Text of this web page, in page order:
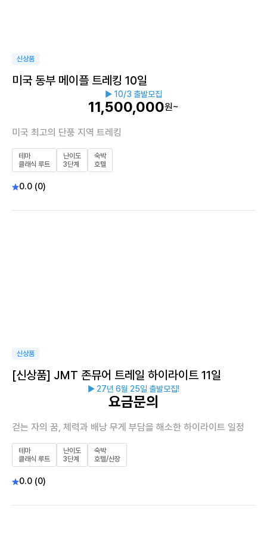
신상품
미국 동부 메이플 트레킹 10일
▶ 10/3 출발모집
11,500,000원~
미국 최고의 단풍 지역 트레킹
테마
클래식 루트
난이도
3단계
숙박
호텔
0.0 (0)
신상품
[신상품] JMT 존뮤어 트레일 하이라이트 11일
▶ 27년 6월 25일 출발모집!
요금문의
걷는 자의 꿈, 체력과 배낭 무게 부담을 해소한 하이라이트 일정
테마
클래식 루트
난이도
3단계
숙박
호텔/산장
0.0 (0)